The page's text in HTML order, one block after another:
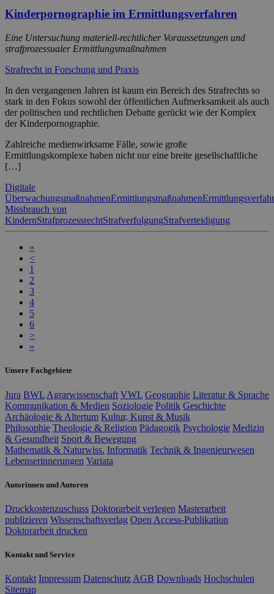
Kinderpornographie im Ermittlungsverfahren
Eine Untersuchung materiell-rechtlicher Voraussetzungen und
strafprozessualer Ermittlungsmaßnahmen
Strafrecht in Forschung und Praxis
In den vergangenen Jahren ist kaum ein Bereich des Strafrechts so
stark in den Fokus sowohl der öffentlichen Aufmerksamkeit als auch
der politischen und rechtlichen Debatte gerückt wie der Komplex
der Kinderpornographie.
Zahlreiche medienwirksame Fälle, sowie große
Ermittlungskomplexe haben nicht nur eine breite gesellschaftliche
[…]
Digitale
ÜberwachungsmaßnahmenErmittlungsmaßnahmen
Missbrauch von
KindernStrafprozessrechtStrafverfolgungStrafverteidigung
«
<
1
2
3
4
5
6
>
»
Unsere Fachgebiete
Jura BWL Agrarwissenschaft VWL Geographie Literatur & Sprache
Kommunikation & Medien Soziologie Politik Geschichte
Archäologie & Altertum Kultur, Kunst & Musik
Philosophie Theologie & Religion Pädagogik Psychologie Medizin
& Gesundheit Sport & Bewegung
Mathematik & Naturwiss. Informatik Technik & Ingenieurwesen
Lebenserinnerungen Variata
Autorinnen und Autoren
Druckkostenzuschuss Doktorarbeit verlegen Masterarbeit
publizieren Wissenschaftsverlag Open Access-Publikation
Doktorarbeit drucken
Kontakt und Service
Kontakt Impressum Datenschutz AGB Downloads Hochschulen
Sitemap